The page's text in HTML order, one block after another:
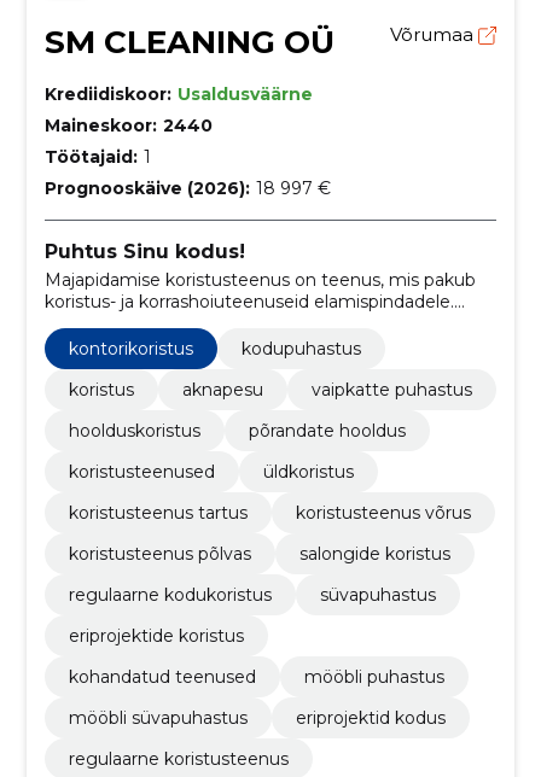
SM CLEANING OÜ Võrumaa
Krediidiskoor: Usaldusväärne
Maineskoor: 2440
Töötajaid: 1
Prognooskäive (2026): 18 997 €
Puhtus Sinu kodus!
Majapidamise koristusteenus on teenus, mis pakub
koristus- ja korrashoiuteenuseid elamispindadele.
Need teenused on mõeldud aitama koduomanikel
säilitada puhas ja korras elukeskkond ilma vaevata ja
ajakuluta.
kontorikoristus
kodupuhastus
koristus
aknapesu
vaipkatte puhastus
hoolduskoristus
põrandate hooldus
koristusteenused
üldkoristus
koristusteenus tartus
koristusteenus võrus
koristusteenus põlvas
salongide koristus
regulaarne kodukoristus
süvapuhastus
eriprojektide koristus
kohandatud teenused
mööbli puhastus
mööbli süvapuhastus
eriprojektid kodus
regulaarne koristusteenus